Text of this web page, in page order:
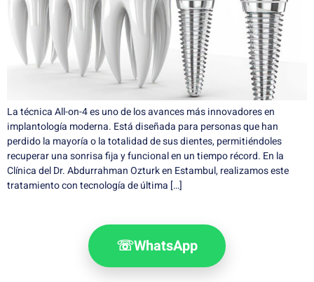
La técnica All-on-4 es uno de los avances más innovadores en
implantología moderna. Está diseñada para personas que han
perdido la mayoría o la totalidad de sus dientes, permitiéndoles
recuperar una sonrisa fija y funcional en un tiempo récord. En la
Clínica del Dr. Abdurrahman Ozturk en Estambul, realizamos este
tratamiento con tecnología de última […]
☏WhatsApp